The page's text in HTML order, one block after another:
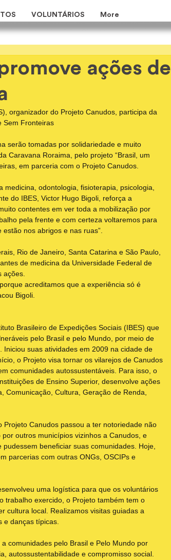
VOLUNTÁRIOS More
ações de
organizador do Projeto Canudos, participa da
Sem Fronteiras
serão tomadas por solidariedade e muito
Caravana Roraima, pelo projeto “Brasil, um
em parceria com o Projeto Canudos.
odontologia, fisioterapia, psicologia,
do IBES, Victor Hugo Bigoli, reforça a
contentes em ver toda a mobilização por
pela frente e com certeza voltaremos para
nos abrigos e nas ruas”.
Rio de Janeiro, Santa Catarina e São Paulo,
de medicina da Universidade Federal de
ações.
acreditamos que a experiência só é
Bigoli.
Brasileiro de Expedições Sociais (IBES) que
pelo Brasil e pelo Mundo, por meio de
suas atividades em 2009 na cidade de
o Projeto visa tornar os vilarejos de Canudos
comunidades autossustentáveis. Para isso, o
de Ensino Superior, desenvolve ações
Comunicação, Cultura, Geração de Renda,
Canudos passou a ter notoriedade não
outros municípios vizinhos a Canudos, e
beneficiar suas comunidades. Hoje,
parcerias com outras ONGs, OSCIPs e
uma logística para que os voluntários
trabalho exercido, o Projeto também tem o
cultura local. Realizamos visitas guiadas a
e danças típicas.
comunidades pelo Brasil e Pelo Mundo por
autossustentabilidade e compromisso social.